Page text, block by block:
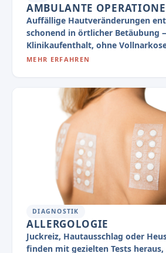
AMBULANTE
Auffällige Hautveränderungen
schonend in örtlicher Betäubung
Klinikaufenthalt, ohne
MEHR ERFAHREN
DIAGNOSTIK
ALLERGOLOGIE
Juckreiz, Hautausschlag oder
finden mit gezielten Tests